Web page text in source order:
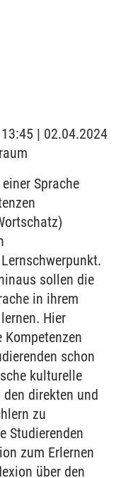
| 02.04.2024
Sprache
sollen die
in ihrem
Hier
schon
kulturelle
direkten und
zu
Studierenden
zum Erlernen
über den